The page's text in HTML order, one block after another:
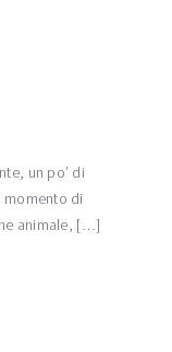
un po’ di
momento di
animale, […]